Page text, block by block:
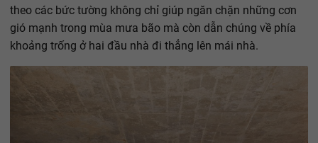
theo các bức tường không chỉ giúp ngăn chặn những cơn
gió mạnh trong mùa mưa bão mà còn dẫn chúng về phía
khoảng trống ở hai đầu nhà đi thẳng lên mái nhà.